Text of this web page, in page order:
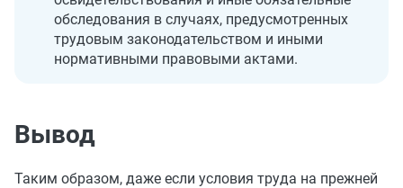
обследования в случаях, предусмотренных
трудовым законодательством и иными
нормативными правовыми актами.
Вывод
Таким образом, даже если условия труда на прежней